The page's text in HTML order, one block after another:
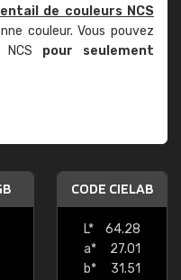
de couleurs NCS
couleur. Vous pouvez
pour seulement
CODE CIELAB
L*
64.28
a*
27.01
b*
31.51